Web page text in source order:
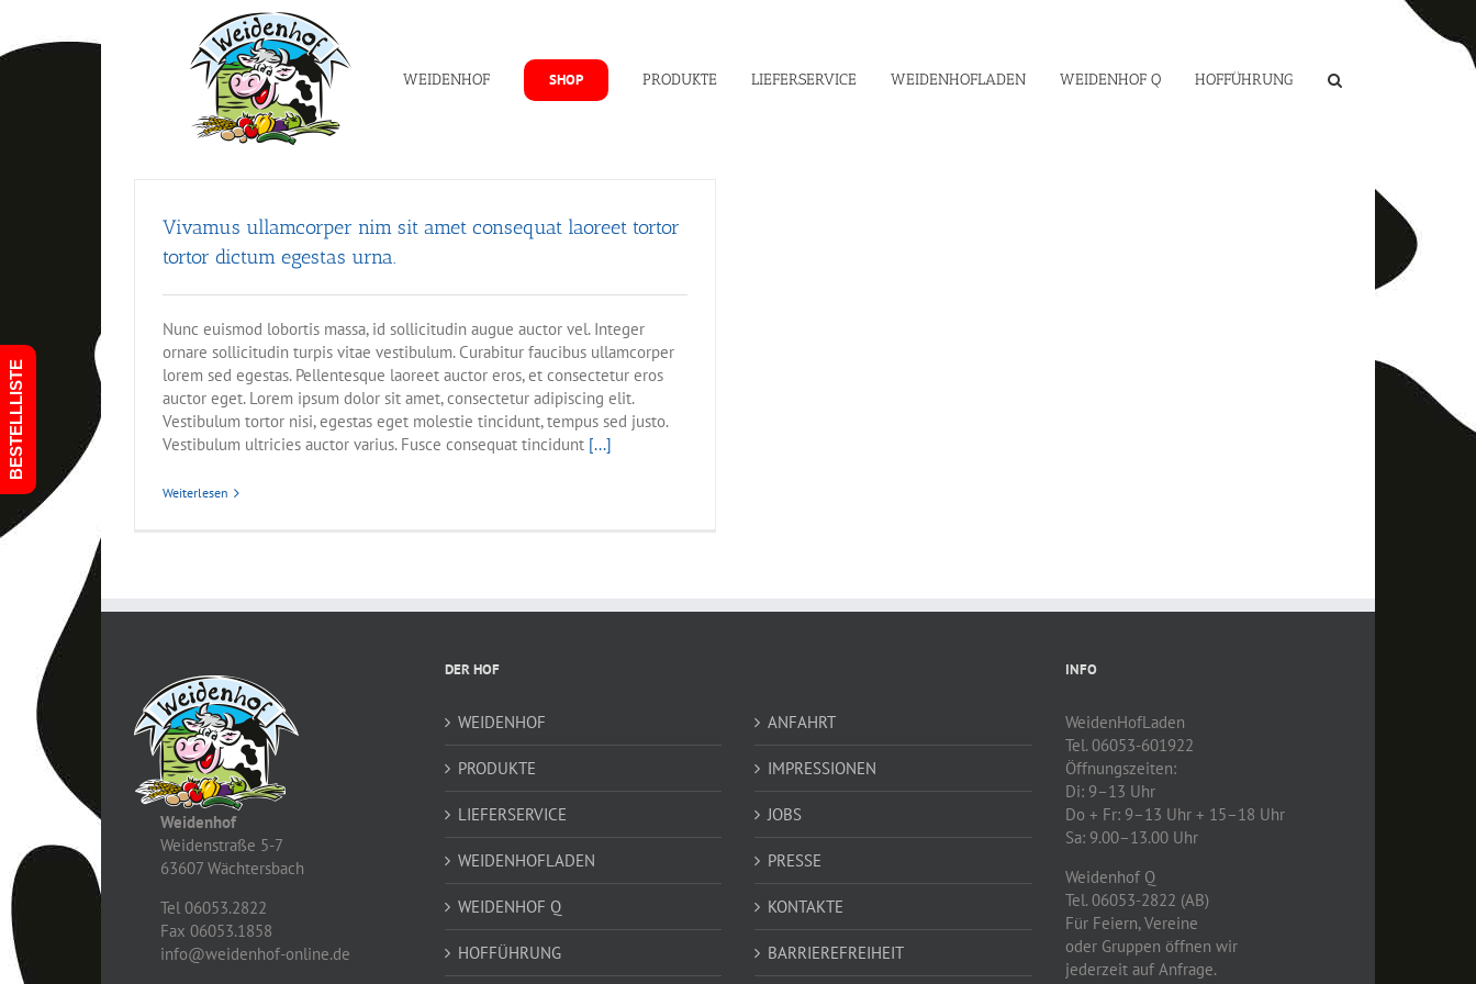
springen
WEIDENHOF SHOP PRODUKTE LIEFERSERVICE WEIDENHOFLADEN WEIDENHOF Q HOFFÜHRUNG
Vivamus ullamcorper nim sit amet consequat laoreet tortor
tortor dictum egestas urna.
Nunc euismod lobortis massa, id sollicitudin augue auctor vel. Integer
ornare sollicitudin turpis vitae vestibulum. Curabitur faucibus ullamcorper
lorem sed egestas. Pellentesque laoreet auctor eros, et consectetur eros
auctor eget. Lorem ipsum dolor sit amet, consectetur adipiscing elit.
Vestibulum tortor nisi, egestas eget molestie tincidunt, tempus sed justo.
Vestibulum ultricies auctor varius. Fusce consequat tincidunt [...]
Weiterlesen
Weidenhof
Weidenstraße 5-7
63607 Wächtersbach
Tel 06053.2822
Fax 06053.1858
info@weidenhof-online.de
DER HOF
WEIDENHOF
PRODUKTE
LIEFERSERVICE
WEIDENHOFLADEN
WEIDENHOF Q
HOFFÜHRUNG
ANFAHRT
IMPRESSIONEN
JOBS
PRESSE
KONTAKTE
BARRIEREFREIHEIT
INFO
WeidenHofLaden
Tel. 06053-601922
Öffnungszeiten:
Di: 9–13 Uhr
Do + Fr: 9–13 Uhr + 15–18 Uhr
Sa: 9.00–13.00 Uhr
Weidenhof Q
Tel. 06053-2822 (AB)
Für Feiern, Vereine
oder Gruppen öffnen wir
jederzeit auf Anfrage.
BESTELLLISTE